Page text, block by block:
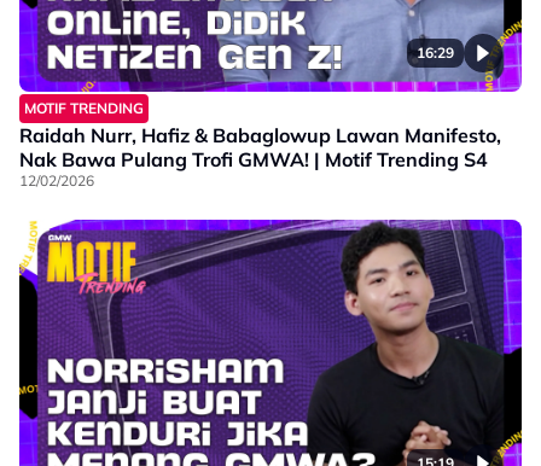
16:29
MOTIF TRENDING
Raidah Nurr, Hafiz & Babaglowup Lawan Manifesto,
Nak Bawa Pulang Trofi GMWA! | Motif Trending S4
12/02/2026